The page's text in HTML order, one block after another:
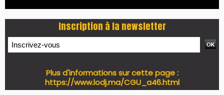
Inscription à la newsletter
Plus d'informations sur cette page :
https://www.lodj.ma/CGU_a46.html